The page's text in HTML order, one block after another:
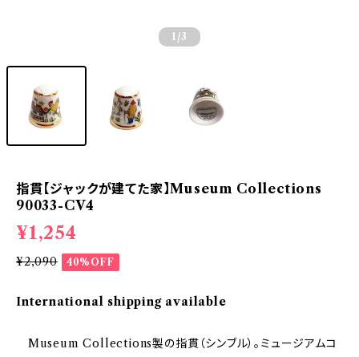
1 /3
指貫【ジャックが建てた家】Museum Collections
90033-CV4
¥1,254
¥2,090 40%OFF
International shipping available
Museum Collections製の指貫（シンブル）。ミュージアムコ